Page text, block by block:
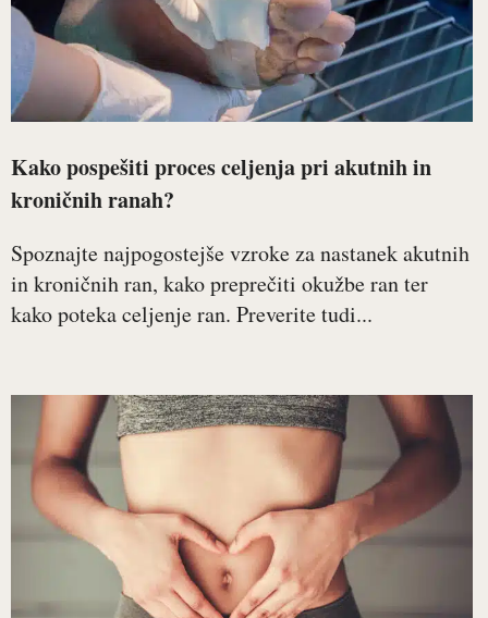
Kako pospešiti proces celjenja pri akutnih in
kroničnih ranah?
Spoznajte najpogostejše vzroke za nastanek akutnih
in kroničnih ran, kako preprečiti okužbe ran ter
kako poteka celjenje ran. Preverite tudi...